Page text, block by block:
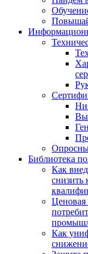
Библиотека
Как
снизить
Ценовая
Как